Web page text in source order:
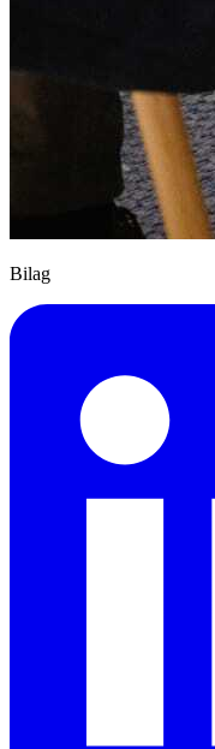
Bilag